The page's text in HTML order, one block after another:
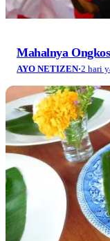
Mahalnya
AYO NETIZEN·2 hari